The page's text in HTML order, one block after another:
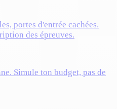
portes d'entrée cachées.
des épreuves.
Simule ton budget, pas de